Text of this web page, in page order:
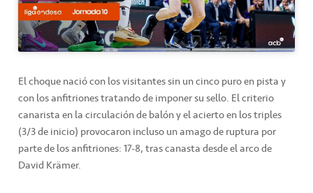
El choque nació con los visitantes sin un cinco puro en pista y
con los anfitriones tratando de imponer su sello. El criterio
canarista en la circulación de balón y el acierto en los triples
(3/3 de inicio) provocaron incluso un amago de ruptura por
parte de los anfitriones: 17-8, tras canasta desde el arco de
David Krämer.